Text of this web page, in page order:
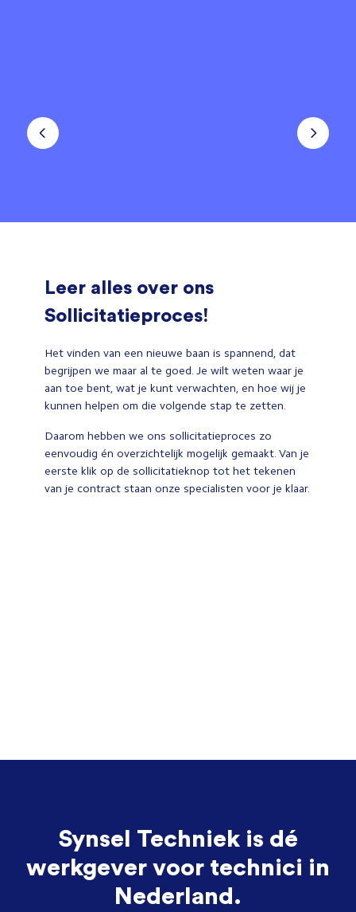
Leer alles over ons
Sollicitatieproces!
Het vinden van een nieuwe baan is spannend, dat
begrijpen we maar al te goed. Je wilt weten waar je
aan toe bent, wat je kunt verwachten, en hoe wij je
kunnen helpen om die volgende stap te zetten.
Daarom hebben we ons sollicitatieproces zo
eenvoudig én overzichtelijk mogelijk gemaakt. Van je
eerste klik op de sollicitatieknop tot het tekenen
van je contract staan onze specialisten voor je klaar.
Synsel Techniek is dé
werkgever voor technici in
Nederland.